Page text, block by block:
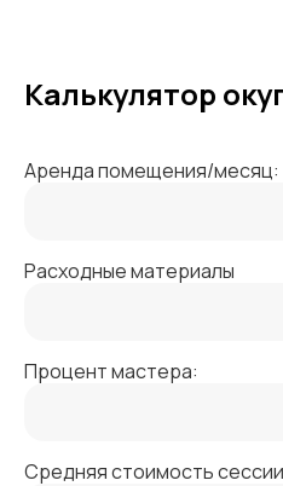
Калькулятор
Аренда помещения/месяц:
Расходные материалы
Процент мастера:
Средняя стоимость